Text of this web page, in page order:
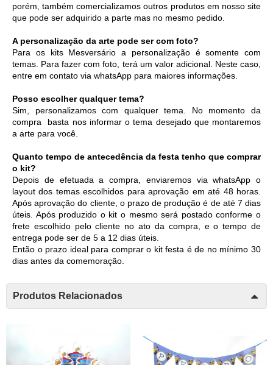
porém, também comercializamos outros produtos em nosso site
que pode ser adquirido a parte mas no mesmo pedido.
A personalização da arte pode ser com foto?
Para os kits Mesversário a personalização é somente com
temas. Para fazer com foto, terá um valor adicional. Neste caso,
entre em contato via whatsApp para maiores informações.
Posso escolher qualquer tema?
Sim, personalizamos com qualquer tema. No momento da
compra  basta nos informar o tema desejado que montaremos
a arte para você.
Quanto tempo de antecedência da festa tenho que comprar
o kit?
Depois de efetuada a compra, enviaremos via whatsApp o
layout dos temas escolhidos para aprovação em até 48 horas.
Após aprovação do cliente, o prazo de produção é de até 7 dias
úteis. Após produzido o kit o mesmo será postado conforme o
frete escolhido pelo cliente no ato da compra, e o tempo de
entrega pode ser de 5 a 12 dias úteis.
Então o prazo ideal para comprar o kit festa é de no mínimo 30
dias antes da comemoração.
Produtos Relacionados